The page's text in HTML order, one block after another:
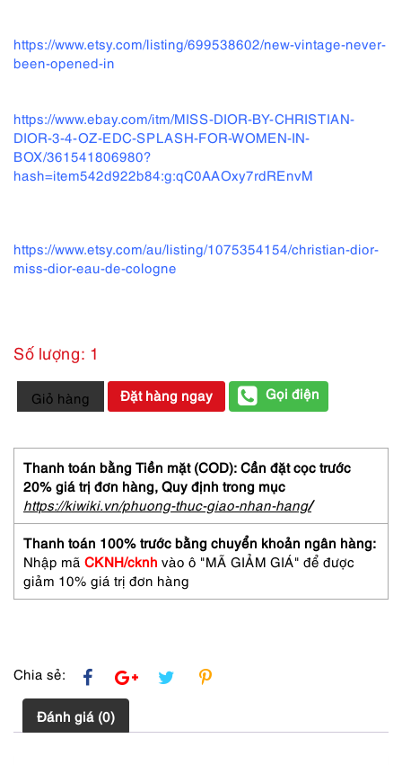
https://www.etsy.com/listing/699538602/new-vintage-never-
been-opened-in
https://www.ebay.com/itm/MISS-DIOR-BY-CHRISTIAN-
DIOR-3-4-OZ-EDC-SPLASH-FOR-WOMEN-IN-
BOX/361541806980?
hash=item542d922b84:g:qC0AAOxy7rdREnvM
https://www.etsy.com/au/listing/1075354154/christian-dior-
miss-dior-eau-de-cologne
Số lượng: 1
0481-
DIOR
Dior
Eau
de
Cologne
splash
112ml-
Nước
hoa
nữ-
số
Giỏ hàng Đặt hàng ngay Gọi điện
Thanh toán bằng Tiền mặt (COD): Cần đặt cọc trước
20% giá trị đơn hàng, Quy định trong mục
https://kiwiki.vn/phuong-thuc-giao-nhan-hang/
Thanh toán 100% trước bằng chuyển khoản ngân hàng:
Nhập mã CKNH/cknh vào ô "MÃ GIẢM GIÁ" để được
giảm 10% giá trị đơn hàng
Chia sẻ:
Đánh giá (0)